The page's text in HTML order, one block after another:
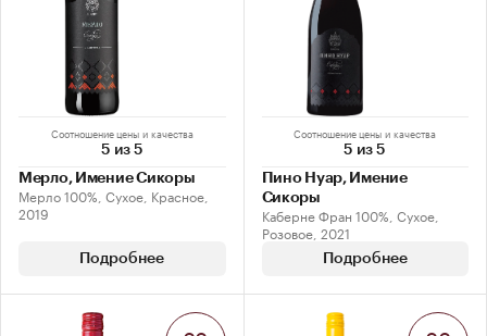
Соотношение цены и качества
5 из 5
Мерло, Имение Сикоры
Мерло 100%, Сухое, Красное,
2019
Подробнее
Соотношение цены и качества
5 из 5
Пино Нуар, Имение
Сикоры
Каберне Фран 100%, Сухое,
Розовое, 2021
Подробнее